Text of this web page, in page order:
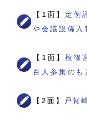
【1面】 定例
や会議設備入
【1面】秋篠
百人参集の
【2面】 戸賀